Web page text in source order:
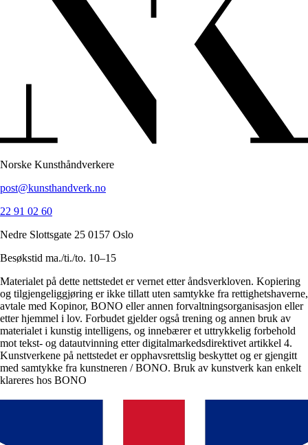
Norske Kunsthåndverkere
post@kunsthandverk.no
22 91 02 60
Nedre Slottsgate 25 0157 Oslo
Besøkstid ma./ti./to. 10–15
Materialet på dette nettstedet er vernet etter åndsverkloven. Kopiering
og tilgjengeliggjøring er ikke tillatt uten samtykke fra rettighetshaverne,
avtale med Kopinor, BONO eller annen forvaltningsorganisasjon eller
etter hjemmel i lov. Forbudet gjelder også trening og annen bruk av
materialet i kunstig intelligens, og innebærer et uttrykkelig forbehold
mot tekst- og datautvinning etter digitalmarkedsdirektivet artikkel 4.
Kunstverkene på nettstedet er opphavsrettslig beskyttet og er gjengitt
med samtykke fra kunstneren / BONO. Bruk av kunstverk kan enkelt
klareres hos BONO